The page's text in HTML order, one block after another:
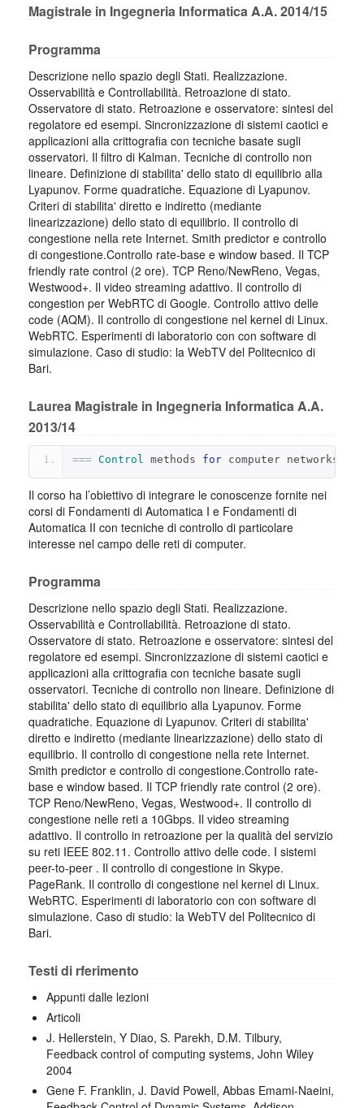
Magistrale in Ingegneria Informatica A.A. 2014/15
Programma
Descrizione nello spazio degli Stati. Realizzazione.
Osservabilità e Controllabilità. Retroazione di stato.
Osservatore di stato. Retroazione e osservatore: sintesi del
regolatore ed esempi. Sincronizzazione di sistemi caotici e
applicazioni alla crittografia con tecniche basate sugli
osservatori. Il filtro di Kalman. Tecniche di controllo non
lineare. Definizione di stabilita' dello stato di equilibrio alla
Lyapunov. Forme quadratiche. Equazione di Lyapunov.
Criteri di stabilita' diretto e indiretto (mediante
linearizzazione) dello stato di equilibrio. Il controllo di
congestione nella rete Internet. Smith predictor e controllo
di congestione.Controllo rate-base e window based. Il TCP
friendly rate control (2 ore). TCP Reno/NewReno, Vegas,
Westwood+. Il video streaming adattivo. Il controllo di
congestion per WebRTC di Google. Controllo attivo delle
code (AQM). Il controllo di congestione nel kernel di Linux.
WebRTC. Esperimenti di laboratorio con con software di
simulazione. Caso di studio: la WebTV del Politecnico di
Bari.
Laurea Magistrale in Ingegneria Informatica A.A.
2013/14
=== Control methods for computer networks
Il corso ha l’obiettivo di integrare le conoscenze fornite nei
corsi di Fondamenti di Automatica I e Fondamenti di
Automatica II con tecniche di controllo di particolare
interesse nel campo delle reti di computer.
Programma
Descrizione nello spazio degli Stati. Realizzazione.
Osservabilità e Controllabilità. Retroazione di stato.
Osservatore di stato. Retroazione e osservatore: sintesi del
regolatore ed esempi. Sincronizzazione di sistemi caotici e
applicazioni alla crittografia con tecniche basate sugli
osservatori. Tecniche di controllo non lineare. Definizione di
stabilita' dello stato di equilibrio alla Lyapunov. Forme
quadratiche. Equazione di Lyapunov. Criteri di stabilita'
diretto e indiretto (mediante linearizzazione) dello stato di
equilibrio. Il controllo di congestione nella rete Internet.
Smith predictor e controllo di congestione.Controllo rate-
base e window based. Il TCP friendly rate control (2 ore).
TCP Reno/NewReno, Vegas, Westwood+. Il controllo di
congestione nelle reti a 10Gbps. Il video streaming
adattivo. Il controllo in retroazione per la qualità del servizio
su reti IEEE 802.11. Controllo attivo delle code. I sistemi
peer-to-peer . Il controllo di congestione in Skype.
PageRank. Il controllo di congestione nel kernel di Linux.
WebRTC. Esperimenti di laboratorio con con software di
simulazione. Caso di studio: la WebTV del Politecnico di
Bari.
Testi di rferimento
Appunti dalle lezioni
Articoli
J. Hellerstein, Y Diao, S. Parekh, D.M. Tilbury,
Feedback control of computing systems, John Wiley
2004
Gene F. Franklin, J. David Powell, Abbas Emami-Naeini,